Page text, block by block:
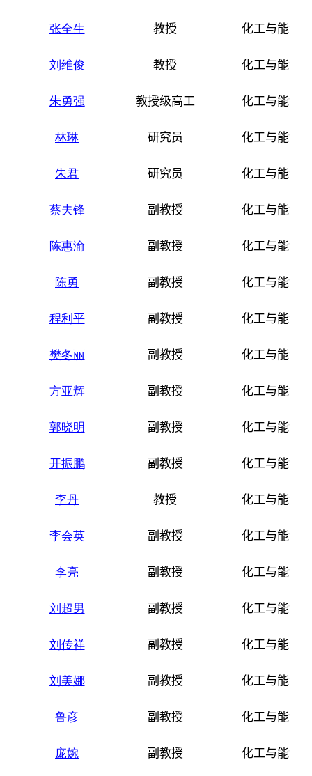
张全生 教授 化工与能源
刘维俊 教授 化工与能源
朱勇强 教授级高工 化工与能源
林琳 研究员 化工与能源
朱君 研究员 化工与能源
蔡夫锋 副教授 化工与能源
陈惠渝 副教授 化工与能源
陈勇 副教授 化工与能源
程利平 副教授 化工与能源
樊冬丽 副教授 化工与能源
方亚辉 副教授 化工与能源
郭晓明 副教授 化工与能源
开振鹏 副教授 化工与能源
李丹 教授 化工与能源
李会英 副教授 化工与能源
李亮 副教授 化工与能源
刘超男 副教授 化工与能源
刘传祥 副教授 化工与能源
刘美娜 副教授 化工与能源
鲁彦 副教授 化工与能源
庞婉 副教授 化工与能源